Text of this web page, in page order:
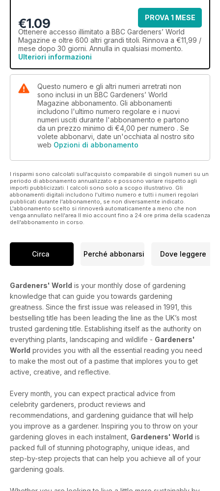
€1.09
PROVA 1 MESE
Ottenere accesso illimitato a BBC Gardeners’ World
Magazine e oltre 600 altri grandi titoli. Rinnova a €11,99 /
mese dopo 30 giorni. Annulla in qualsiasi momento.
Ulteriori informazioni
Questo numero e gli altri numeri arretrati non
sono inclusi in un BBC Gardeners’ World
Magazine abbonamento. Gli abbonamenti
includono l'ultimo numero regolare e i nuovi
numeri usciti durante l'abbonamento e partono
da un prezzo minimo di €4,00 per numero . Se
volete abbonarvi, date un'occhiata al nostro sito
web Opzioni di abbonamento
I risparmi sono calcolati sull'acquisto comparabile di singoli numeri su un
periodo di abbonamento annualizzato e possono variare rispetto agli
importi pubblicizzati. I calcoli sono solo a scopo illustrativo. Gli
abbonamenti digitali includono l'ultimo numero e tutti i numeri regolari
pubblicati durante l'abbonamento, se non diversamente indicato.
L'abbonamento scelto si rinnoverà automaticamente a meno che non
venga annullato nell'area Il mio account fino a 24 ore prima della scadenza
dell'abbonamento in corso.
Circa Perché abbonarsi Dove leggere
Gardeners' World is your monthly dose of gardening
knowledge that can guide you towards gardening
greatness. Since the first issue was released in 1991, this
bestselling title has been leading the line as the UK’s most
trusted gardening title. Establishing itself as the authority on
everything plants, landscaping and wildlife - Gardeners'
World provides you with all the essential reading you need
to make the most out of a pastime that implores you to get
active, creative, and reflective.
Every month, you can expect practical advice from
celebrity gardeners, product reviews and
recommendations, and gardening guidance that will help
you improve as a gardener. Inspiring you to throw on your
gardening gloves in each instalment, Gardeners' World is
packed full of stunning photography, unique ideas, and
step-by-step projects that can help you achieve all of your
gardening goals.